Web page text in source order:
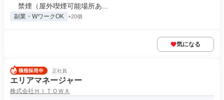
禁煙（屋外喫煙可能場所あ...
副業・WワークOK +20個
気になる
正社員
エリアマネージャー
株式会社ＨＩＴＯＷＡ